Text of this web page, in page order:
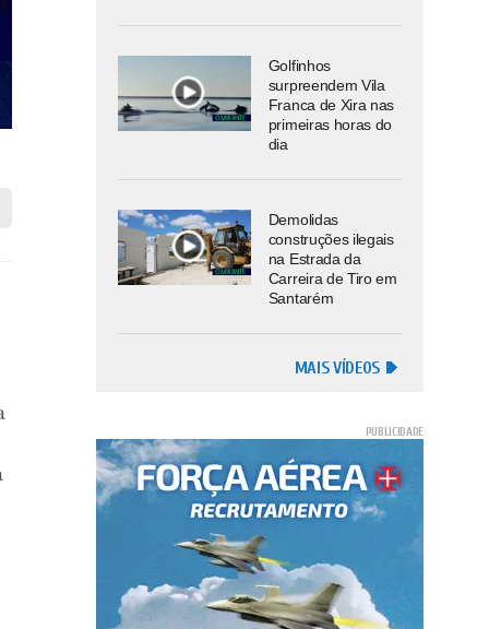
Golfinhos
surpreendem Vila
Franca de Xira nas
primeiras horas do
dia
Demolidas
construções ilegais
na Estrada da
Carreira de Tiro em
Santarém
MAIS VÍDEOS